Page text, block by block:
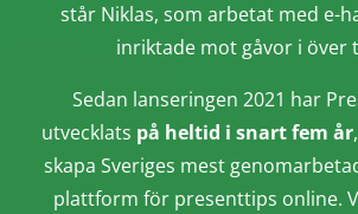
står Niklas, som arbetat med e-
inriktade mot gåvor i över
Sedan lanseringen 2021 har
utvecklats på heltid i snart fem år
skapa Sveriges mest
plattform för presenttips online.